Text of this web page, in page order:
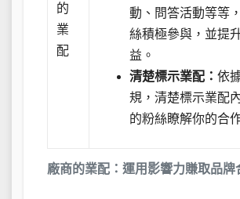
廠商的業配：運用影響力賺取品牌
的
業
配
動、問答活動等等
絲積極參與，並提
益。
清楚標示業配：依
規，清楚標示業配
的粉絲瞭解你的合